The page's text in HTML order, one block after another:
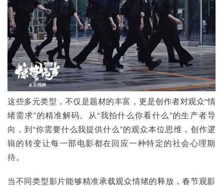
这些多元类型，不仅是题材的丰富，更是创作者对观众“情
绪需求”的精准解码。从“我拍什么你看什么”的生产者导
向，到“你需要什么我提供什么”的观众本位思维，创作逻
辑的转变让每一部电影都在回应一种特定的社会心理期
待。
当不同类型影片能够精准承载观众情绪的释放，春节观影